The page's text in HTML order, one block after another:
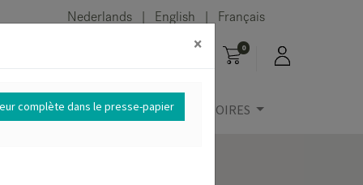
Nederlands English Français
0
OUTDOOR ACCESSOIRES
×
complète dans le presse-papier